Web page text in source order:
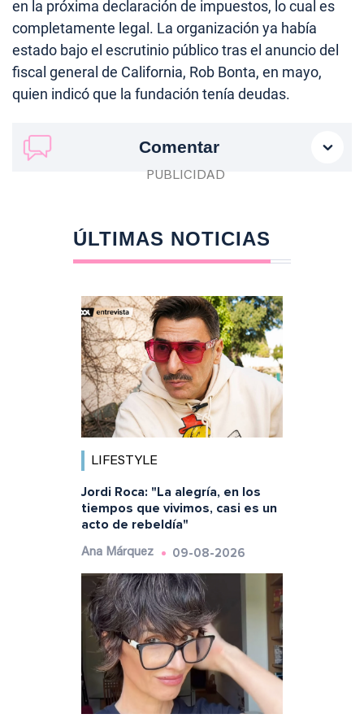
en la próxima declaración de impuestos, lo cual es
completamente legal. La organización ya había
estado bajo el escrutinio público tras el anuncio del
fiscal general de California, Rob Bonta, en mayo,
quien indicó que la fundación tenía deudas.
Comentar
ÚLTIMAS NOTICIAS
LIFESTYLE
Jordi Roca: "La alegría, en los
tiempos que vivimos, casi es un
acto de rebeldía"
Ana Márquez 09-08-2026